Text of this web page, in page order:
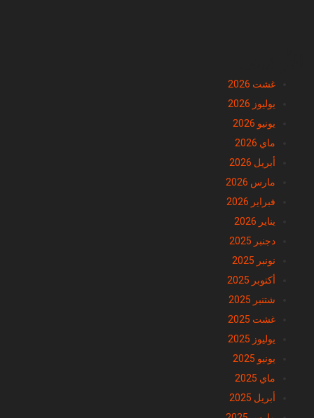
غشت 2026
يوليوز 2026
يونيو 2026
ماي 2026
أبريل 2026
مارس 2026
فبراير 2026
يناير 2026
دجنبر 2025
نونبر 2025
أكتوبر 2025
شتنبر 2025
غشت 2025
يوليوز 2025
يونيو 2025
ماي 2025
أبريل 2025